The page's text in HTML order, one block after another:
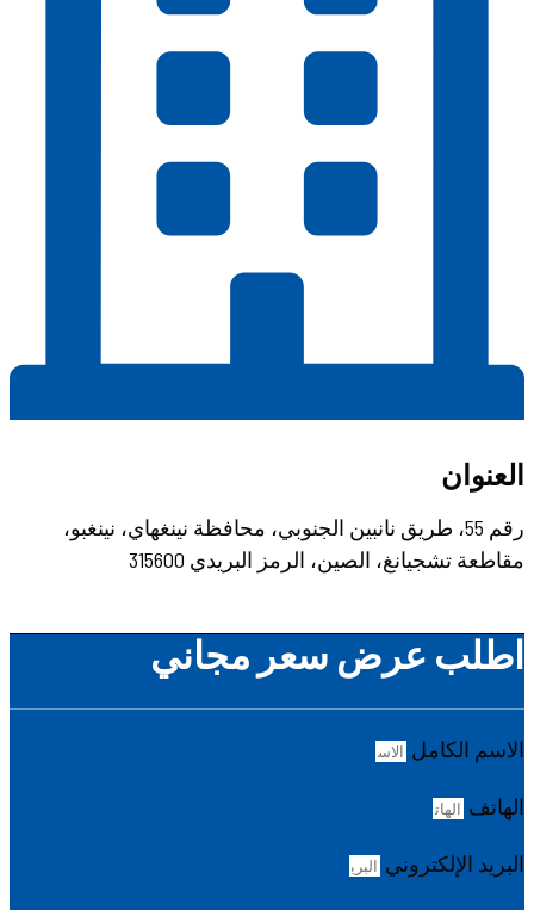
العنوان
رقم 55، طريق نانبين الجنوبي، محافظة نينغهاي، نينغبو،
مقاطعة تشجيانغ، الصين، الرمز البريدي 315600
اطلب عرض سعر مجاني
الاسم الكامل
الهاتف
البريد الإلكتروني